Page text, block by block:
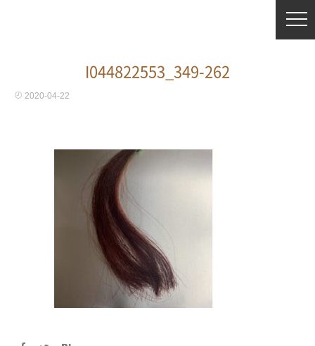
I044822553_349-262
2020-04-22